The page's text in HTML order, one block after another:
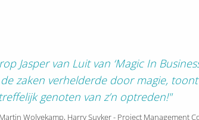
Jasper van Luit van ‘Magic In
zaken verhelderde door magie,
genoten van z’n optreden!"
Wolvekamp, Harry Suyker - Project Management